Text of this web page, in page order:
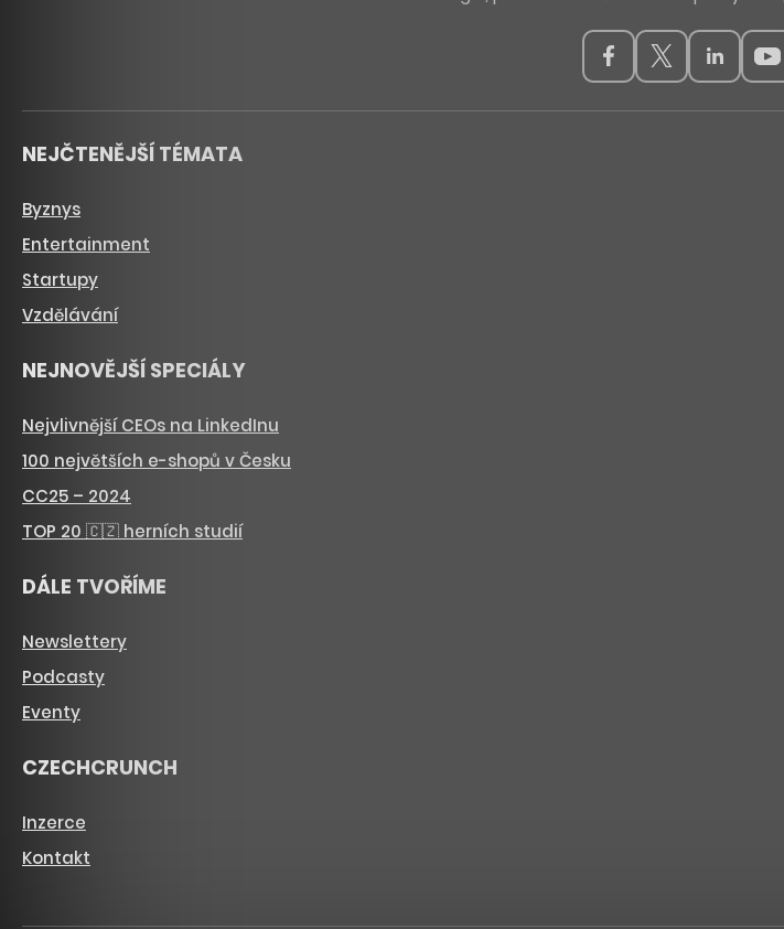
NEJČTENĚJŠÍ TÉMATA
Byznys
Entertainment
Startupy
Vzdělávání
NEJNOVĚJŠÍ SPECIÁLY
Nejvlivnější CEOs na LinkedInu
100 největších e-shopů v Česku
CC25 – 2024
TOP 20 🇨🇿 herních studií
DÁLE TVOŘÍME
Newslettery
Podcasty
Eventy
CZECHCRUNCH
Inzerce
Kontakt